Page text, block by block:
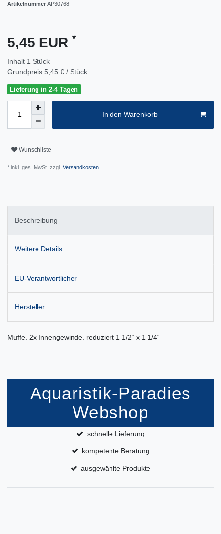
Artikelnummer AP30768
5,45 EUR *
Inhalt 1 Stück
Grundpreis 5,45 € / Stück
Lieferung in 2-4 Tagen
In den Warenkorb
Wunschliste
* inkl. ges. MwSt. zzgl. Versandkosten
Beschreibung
Weitere Details
EU-Verantwortlicher
Hersteller
Muffe, 2x Innengewinde, reduziert 1 1/2“ x 1 1/4“
Aquaristik-Paradies
Webshop
schnelle Lieferung
kompetente Beratung
ausgewählte Produkte